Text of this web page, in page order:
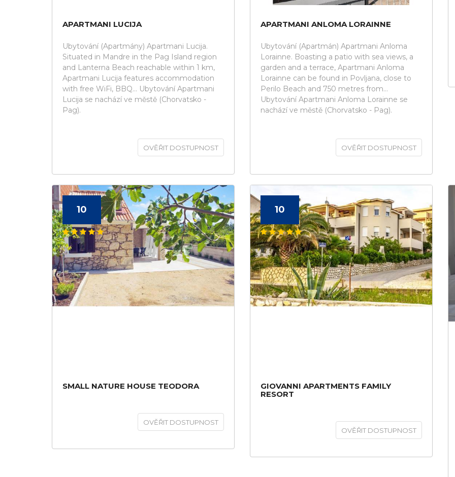
APARTMANI LUCIJA
Ubytování (Apartmány) Apartmani Lucija.
Situated in Mandre in the Pag Island region
and Lanterna Beach reachable within 1 km,
Apartmani Lucija features accommodation
with free WiFi, BBQ... Ubytování Apartmani
Lucija se nachází ve městě (Chorvatsko -
Pag).
OVĚŘIT DOSTUPNOST
APARTMANI ANLOMA LORAINNE
Ubytování (Apartmán) Apartmani Anloma
Lorainne. Boasting a patio with sea views, a
garden and a terrace, Apartmani Anloma
Lorainne can be found in Povljana, close to
Perilo Beach and 750 metres from...
Ubytování Apartmani Anloma Lorainne se
nachází ve městě (Chorvatsko - Pag).
OVĚŘIT DOSTUPNOST
10
SMALL NATURE HOUSE TEODORA
OVĚŘIT DOSTUPNOST
10
GIOVANNI APARTMENTS FAMILY
RESORT
OVĚŘIT DOSTUPNOST